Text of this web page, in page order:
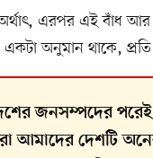
এরপর এই বাঁধ আর
অনুমান থাকে,
জনসম্পদের পরেই
আমাদের দেশটি